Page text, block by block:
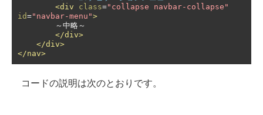
<div
class="collapse navbar-collapse"
id="navbar-menu">
</div>
</div>
</nav>
コードの説明は次のとおりです。